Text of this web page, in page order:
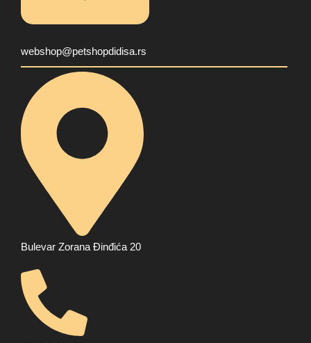
webshop@petshopdidisa.rs
Bulevar Zorana Đinđića 20